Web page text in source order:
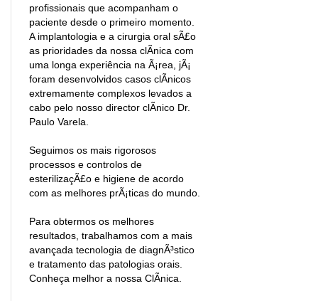
profissionais que acompanham o
paciente desde o primeiro momento.
A implantologia e a cirurgia oral sÃ£o
as prioridades da nossa clÃ­nica com
uma longa experiência na Ã¡rea, jÃ¡
foram desenvolvidos casos clÃ­nicos
extremamente complexos levados a
cabo pelo nosso director clÃ­nico Dr.
Paulo Varela.
Seguimos os mais rigorosos
processos e controlos de
esterilizaçÃ£o e higiene de acordo
com as melhores prÃ¡ticas do mundo.
Para obtermos os melhores
resultados, trabalhamos com a mais
avançada tecnologia de diagnÃ³stico
e tratamento das patologias orais.
Conheça melhor a nossa ClÃ­nica.